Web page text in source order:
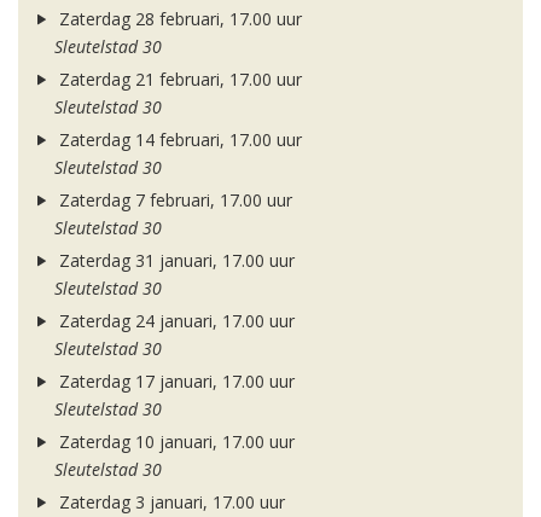
Zaterdag 28 februari, 17.00 uur
Sleutelstad 30
Zaterdag 21 februari, 17.00 uur
Sleutelstad 30
Zaterdag 14 februari, 17.00 uur
Sleutelstad 30
Zaterdag 7 februari, 17.00 uur
Sleutelstad 30
Zaterdag 31 januari, 17.00 uur
Sleutelstad 30
Zaterdag 24 januari, 17.00 uur
Sleutelstad 30
Zaterdag 17 januari, 17.00 uur
Sleutelstad 30
Zaterdag 10 januari, 17.00 uur
Sleutelstad 30
Zaterdag 3 januari, 17.00 uur